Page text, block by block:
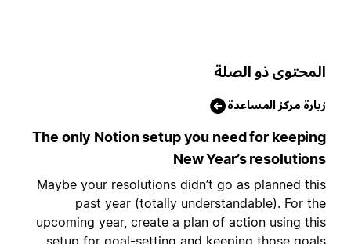
ذو الصلة
مركز المساعدة
The only Notion setup you need for
New Year’s
Maybe your resolutions didn’t go as planned
past year (totally understandable). For
upcoming year, create a plan of action using